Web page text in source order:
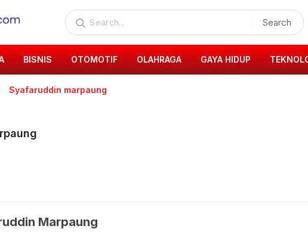
Search
BISNIS OTOMOTIF OLAHRAGA GAYA HIDUP
Syafaruddin marpaung
Marpaung